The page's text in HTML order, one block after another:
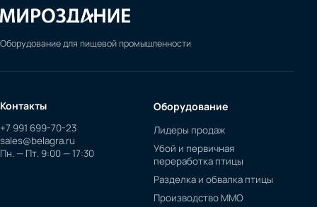
Оборудование для пищевой промышленности
Контакты
+7 991 699-70-23
sales@belagra.ru
Пн. — Пт. 9:00 — 17:30
Оборудование
Лидеры продаж
Убой и первичная
переработка птицы
Разделка и обвалка птицы
Производство ММО